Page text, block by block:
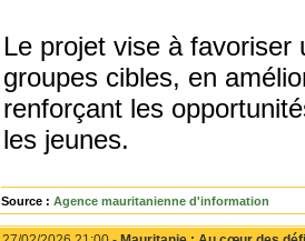
Le projet vise à favoriser
groupes cibles, en
renforçant les
les jeunes.
Source : Agence mauritanienne d'information